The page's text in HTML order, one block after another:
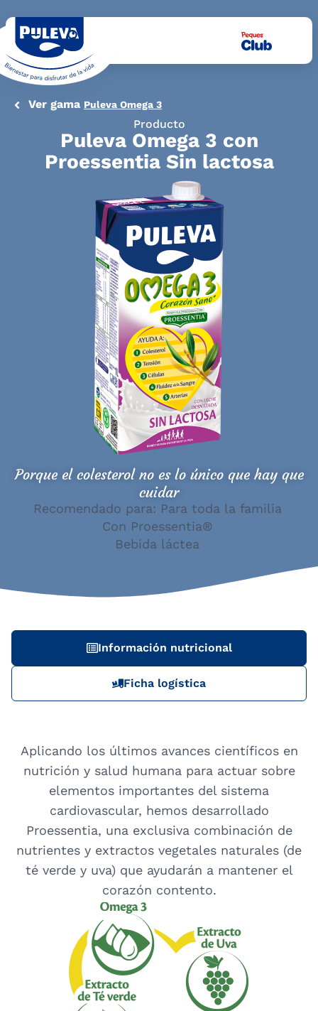
Ver gama Puleva Omega 3
Producto
Puleva Omega 3 con
Proessentia Sin lactosa
Porque el colesterol no es lo único que hay que
cuidar
Recomendado para: Para toda la familia
Con Proessentia®
Bebida láctea
Información nutricional
Ficha logística
Aplicando los últimos avances científicos en
nutrición y salud humana para actuar sobre
elementos importantes del sistema
cardiovascular, hemos desarrollado
Proessentia, una exclusiva combinación de
nutrientes y extractos vegetales naturales (de
té verde y uva) que ayudarán a mantener el
corazón contento.